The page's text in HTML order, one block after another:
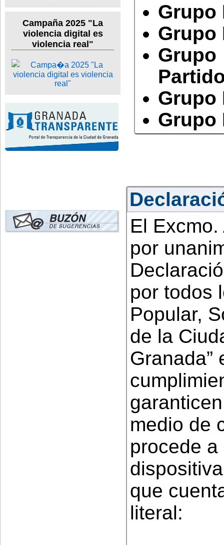
Campaña 2025 "La
violencia digital es
violencia real"
Grupo
Grupo
Grupo
Grupo
El
por
por todos
Popular,
de la
Granada”
medio de
procede
que
literal: